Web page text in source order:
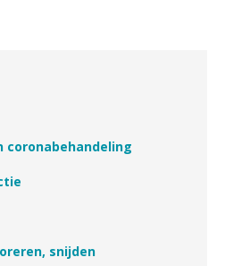
coronabehandeling
snijden